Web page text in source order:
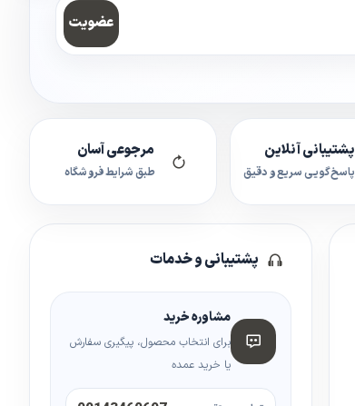
عضویت
پشتیبانی آنلاین
پاسخ‌گویی سریع و دقیق
مرجوعی آسان
طبق شرایط فروشگاه
پشتیبانی و خدمات
مشاوره خرید
برای انتخاب محصول، پیگیری سفارش
یا خرید عمده